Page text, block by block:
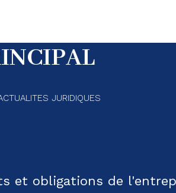
JURIDIQUES
et obligations de